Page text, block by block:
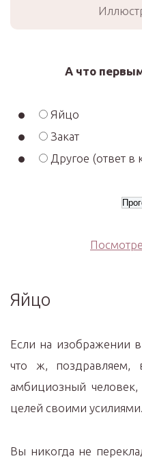
А что
Яйцо
Закат
Другое (ответ в
Яйцо
Если на изображении
что ж, поздравляем,
амбициозный
целей своими усилиями.
Вы никогда не